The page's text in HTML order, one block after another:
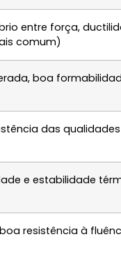
entre força,
comum)
boa
das qualidades
e estabilidade
resistência à